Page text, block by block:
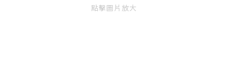
點擊圖片放大